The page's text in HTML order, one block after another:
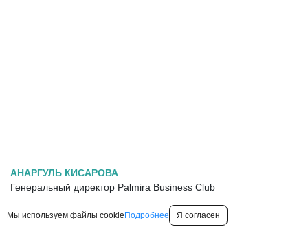
АНАРГУЛЬ КИСАРОВА
Генеральный директор Palmira Business Club
Мы используем файлы cookie Подробнее Я согласен